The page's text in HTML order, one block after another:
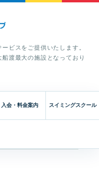
ビスをご提供いたします。
渡最大の施設となっており
入会・料金案内 スイミングスクール